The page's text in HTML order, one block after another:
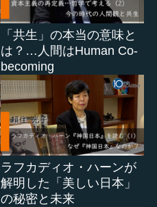
「共生」の本当の意味と
は？…人間はHuman Co-
becoming
ラフカディオ・ハーンが
解明した「美しい日本」
の秘密と未来